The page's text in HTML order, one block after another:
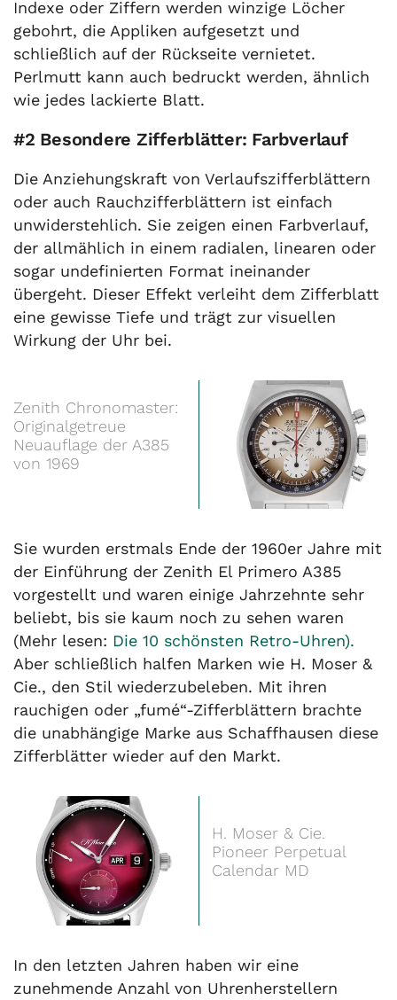
Indexe oder Ziffern werden winzige Löcher
gebohrt, die Appliken aufgesetzt und
schließlich auf der Rückseite vernietet.
Perlmutt kann auch bedruckt werden, ähnlich
wie jedes lackierte Blatt.
#2 Besondere Zifferblätter: Farbverlauf
Die Anziehungskraft von Verlaufszifferblättern
oder auch Rauchzifferblättern ist einfach
unwiderstehlich. Sie zeigen einen Farbverlauf,
der allmählich in einem radialen, linearen oder
sogar undefinierten Format ineinander
übergeht. Dieser Effekt verleiht dem Zifferblatt
eine gewisse Tiefe und trägt zur visuellen
Wirkung der Uhr bei.
Zenith Chronomaster:
Originalgetreue
Neuauflage der A385
von 1969
Sie wurden erstmals Ende der 1960er Jahre mit
der Einführung der Zenith El Primero A385
vorgestellt und waren einige Jahrzehnte sehr
beliebt, bis sie kaum noch zu sehen waren
(Mehr lesen: Die 10 schönsten Retro-Uhren).
Aber schließlich halfen Marken wie H. Moser &
Cie., den Stil wiederzubeleben. Mit ihren
rauchigen oder „fumé“-Zifferblättern brachte
die unabhängige Marke aus Schaffhausen diese
Zifferblätter wieder auf den Markt.
H. Moser & Cie.
Pioneer Perpetual
Calendar MD
In den letzten Jahren haben wir eine
zunehmende Anzahl von Uhrenherstellern